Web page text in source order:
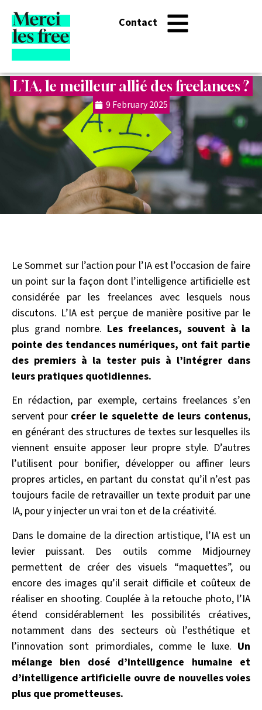
Contact
L’IA, le meilleur allié des freelances ?
9 February 2025
Le Sommet sur l’action pour l’IA est l’occasion de faire
un point sur la façon dont l’intelligence artificielle est
considérée par les freelances avec lesquels nous
discutons. L’IA est perçue de manière positive par le
plus grand nombre. Les freelances, souvent à la
pointe des tendances numériques, ont fait partie
des premiers à la tester puis à l’intégrer dans
leurs pratiques quotidiennes.
En rédaction, par exemple, certains freelances s’en
servent pour créer le squelette de leurs contenus,
en générant des structures de textes sur lesquelles ils
viennent ensuite apposer leur propre style. D’autres
l’utilisent pour bonifier, développer ou affiner leurs
propres articles, en partant du constat qu’il n’est pas
toujours facile de retravailler un texte produit par une
IA, pour y injecter un vrai ton et de la créativité.
Dans le domaine de la direction artistique, l’IA est un
levier puissant. Des outils comme Midjourney
permettent de créer des visuels “maquettes”, ou
encore des images qu’il serait difficile et coûteux de
réaliser en shooting. Couplée à la retouche photo, l’IA
étend considérablement les possibilités créatives,
notamment dans des secteurs où l’esthétique et
l’innovation sont primordiales, comme le luxe. Un
mélange bien dosé d’intelligence humaine et
d’intelligence artificielle ouvre de nouvelles voies
plus que prometteuses.